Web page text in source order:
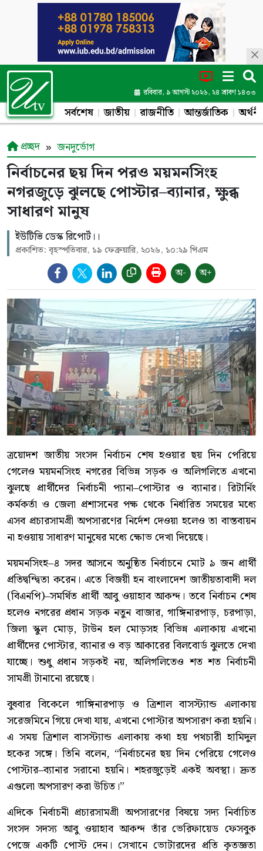
রবিবার, ৯ আগস্ট ২০২৬, ২৪ শ্রাবণ ১৪৩৩
সর্বশেষ জাতীয় রাজনীতি আন্তর্জাতিক
প্রচ্ছদ জনদুর্ভোগ
নির্বাচনের ছয় দিন পরও ময়মনসিংহ
নগরজুড়ে ঝুলছে পোস্টার–ব্যানার, ক্ষুব্ধ
সাধারণ মানুষ
ইউটিভি ডেস্ক রিপোর্ট।।
প্রকাশিত: বৃহস্পতিবার, ১৯ ফেব্রুয়ারি, ২০২৬, ১০:২৯ পিএম
অ- অ+
ত্রয়োদশ জাতীয় সংসদ নির্বাচন শেষ হওয়ার ছয় দিন পেরিয়ে
গেলেও ময়মনসিংহ নগরের বিভিন্ন সড়ক ও অলিগলিতে এখনো
ঝুলছে প্রার্থীদের নির্বাচনী প্যানা–পোস্টার ও ব্যানার। রিটার্নিং
কর্মকর্তা ও জেলা প্রশাসনের পক্ষ থেকে নির্ধারিত সময়ের মধ্যে
এসব প্রচারসামগ্রী অপসারণের নির্দেশ দেওয়া হলেও তা বাস্তবায়ন
না হওয়ায় সাধারণ মানুষের মধ্যে ক্ষোভ দেখা দিয়েছে।
ময়মনসিংহ–৪ সদর আসনে অনুষ্ঠিত নির্বাচনে মোট ৯ জন প্রার্থী
প্রতিদ্বন্দ্বিতা করেন। এতে বিজয়ী হন বাংলাদেশ জাতীয়তাবাদী দল
(বিএনপি)–সমর্থিত প্রার্থী আবু ওয়াহাব আকন্দ। তবে নির্বাচন শেষ
হলেও নগরের প্রধান সড়ক নতুন বাজার, গাঙ্গিনারপাড়, চরপাড়া,
জিলা স্কুল মোড়, টাউন হল মোড়সহ বিভিন্ন এলাকায় এখনো
প্রার্থীদের পোস্টার, ব্যানার ও বড় আকারের বিলবোর্ড ঝুলতে দেখা
যাচ্ছে। শুধু প্রধান সড়কই নয়, অলিগলিতেও শত শত নির্বাচনী
সামগ্রী টানানো রয়েছে।
বুধবার বিকেলে গাঙ্গিনারপাড় ও ত্রিশাল বাসস্ট্যান্ড এলাকায়
সরেজমিনে গিয়ে দেখা যায়, এখনো পোস্টার অপসারণ করা হয়নি।
এ সময় ত্রিশাল বাসস্ট্যান্ড এলাকায় কথা হয় পথচারী হামিদুল
হকের সঙ্গে। তিনি বলেন, “নির্বাচনের ছয় দিন পেরিয়ে গেলেও
পোস্টার–ব্যানার সরানো হয়নি। শহরজুড়েই একই অবস্থা। দ্রুত
এগুলো অপসারণ করা উচিত।”
এদিকে নির্বাচনী প্রচারসামগ্রী অপসারণের বিষয়ে সদ্য নির্বাচিত
সংসদ সদস্য আবু ওয়াহাব আকন্দ তাঁর ভেরিফায়েড ফেসবুক
পেজে একটি পোস্ট দেন। সেখানে ভোটারদের প্রতি কৃতজ্ঞতা